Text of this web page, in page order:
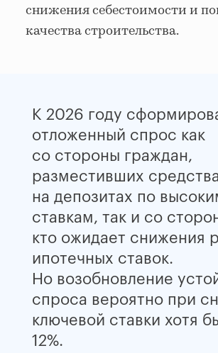
снижения себестоимости и
качества строительства.
К 2026 году
отложенный спрос как
со стороны граждан,
разместивших
на депозитах по
ставкам, так и со
кто ожидает снижения
ипотечных ставок.
Но возобновление
спроса вероятно при
ключевой ставки хотя
12%.